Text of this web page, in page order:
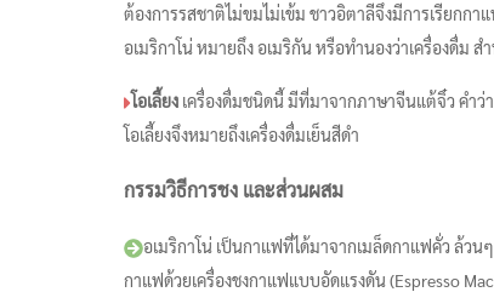
ต้องการรสชาติไม่ขมไม่เข้ม ชาวอิตาลีจึงมีการเรียกก
อเมริกาโน่ หมายถึง อเมริกัน หรือทำนองว่าเครื่องดื่ม ส
โอเลี้ยง เครื่องดื่มชนิดนี้ มีที่มาจากภาษาจีนแต้จิ๋ว คำว่า
โอเลี้ยงจึงหมายถึงเครื่องดื่มเย็นสีดำ
กรรมวิธีการชง และส่วนผสม
อเมริกาโน่ เป็นกาแฟที่ได้มาจากเมล็ดกาแฟคั่ว ล้ว
กาแฟด้วยเครื่องชงกาแฟแบบอัดแรงดัน (Espresso